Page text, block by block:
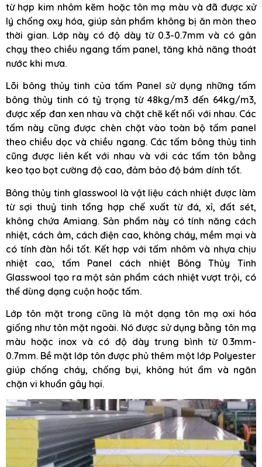
từ hợp kim nhôm kẽm hoặc tôn mạ màu và đã được xử
lý chống oxy hóa, giúp sản phẩm không bị ăn mòn theo
thời gian. Lớp này có độ dày từ 0.3-0.7mm và có gân
chạy theo chiều ngang tấm panel, tăng khả năng thoát
nước khi mưa.
Lõi bông thủy tinh của tấm Panel sử dụng những tấm
bông thủy tinh có tỷ trọng từ 48kg/m3 đến 64kg/m3,
được xếp đan xen nhau và chặt chẽ kết nối với nhau. Các
tấm này cũng được chèn chặt vào toàn bộ tấm panel
theo chiều dọc và chiều ngang. Các tấm bông thủy tinh
cũng được liên kết với nhau và với các tấm tôn bằng
keo tạo bọt cường độ cao, đảm bảo độ bám dính tốt.
Bông thủy tinh glasswool là vật liệu cách nhiệt được làm
từ sợi thuỷ tinh tổng hợp chế xuất từ đá, xỉ, đất sét,
không chứa Amiang. Sản phẩm này có tính năng cách
nhiệt, cách âm, cách điện cao, không cháy, mềm mại và
có tính đàn hồi tốt. Kết hợp với tấm nhôm và nhựa chịu
nhiệt cao, tấm Panel cách nhiệt Bông Thủy Tinh
Glasswool tạo ra một sản phẩm cách nhiệt vượt trội, có
thể dùng dạng cuộn hoặc tấm.
Lớp tôn mặt trong cũng là một dạng tôn mạ oxi hóa
giống như tôn mặt ngoài. Nó được sử dụng bằng tôn mạ
màu hoặc inox và có độ dày trung bình từ 0.3mm-
0.7mm. Bề mặt lớp tôn được phủ thêm một lớp Polyester
giúp chống cháy, chống bụi, không hút ẩm và ngăn
chặn vi khuẩn gây hại.